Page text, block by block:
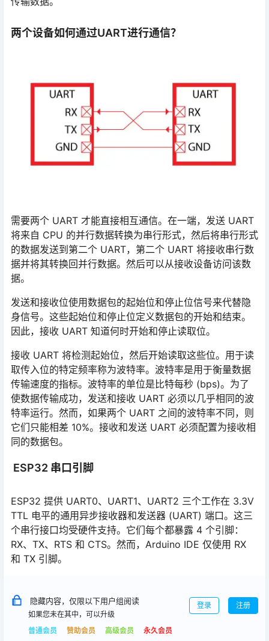
两个设备如何通过UART进行通信？
需要两个 UART 才能直接相互通信。在一端，发送 UART
将来自 CPU 的并行数据转换为串行形式，然后将串行形式
的数据发送到第二个 UART，第二个 UART 将接收串行数
据并将其转换回并行数据。然后可以从接收设备访问该数
据。
发送和接收位使用数据包的起始位和停止位信号来代替隐
身信号。这些起始位和停止位定义数据包的开始和结束。
因此，接收 UART 知道何时开始和停止读取位。
接收 UART 将检测起始位，然后开始读取这些位。用于读
取传入位的特定频率称为波特率。波特率是用于衡量数据
传输速度的指标。波特率的单位是比特每秒 (bps)。为了
使数据传输成功，发送和接收 UART 必须以几乎相同的波
特率运行。然而，如果两个 UART 之间的波特率不同，则
它们只能相差 10%。接收和发送 UART 必须配置为接收相
同的数据包。
ESP32 串口引脚
ESP32 提供 UART0、UART1、UART2 三个工作在 3.3V
TTL 电平的通用异步接收器和发送器 (UART) 端口。这三
个串行接口均受硬件支持。它们每个都暴露 4 个引脚：
RX、TX、RTS 和 CTS。然而，Arduino IDE 仅使用 RX
和 TX 引脚。
隐藏内容，仅限以下用户组阅读
如果您未在其中，可以升级
普通会员
赞助会员 高级会员 永久会员
登录 注册